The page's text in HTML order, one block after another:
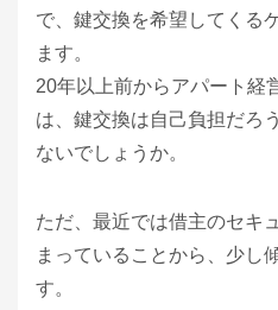
で、鍵交換を希望してくる
ます。
20年以上前からアパート経
は、鍵交換は自己負担だろ
ないでしょうか。
ただ、最近では借主のセキ
まっていることから、少し
す。